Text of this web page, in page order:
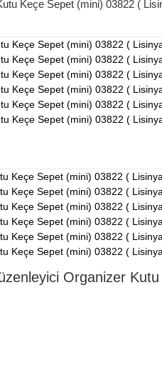
Keçe Sepet (mini) 03822 (
Organizer